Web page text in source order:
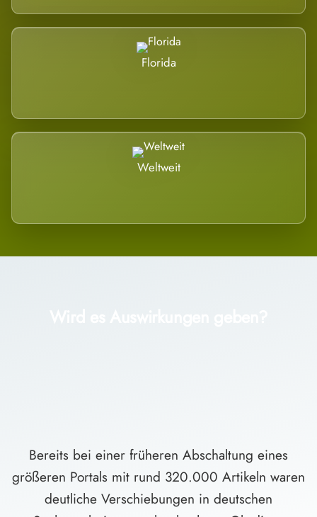
Florida
Weltweit
Bereits bei einer früheren Abschaltung eines
größeren Portals mit rund 320.000 Artikeln waren
deutliche Verschiebungen in deutschen